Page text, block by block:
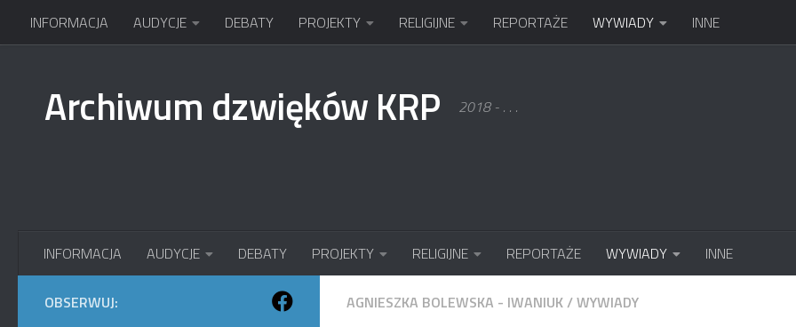
Przejdź do treści
INFORMACJA AUDYCJE DEBATY PROJEKTY RELIGIJNE REPORTAŻE WYWIADY INNE
Archiwum dzwięków KRP 2018 - . . .
INFORMACJA AUDYCJE DEBATY PROJEKTY RELIGIJNE REPORTAŻE WYWIADY INNE
AGNIESZKA BOLEWSKA - IWANIUK/WYWIADY
OBSERWUJ: